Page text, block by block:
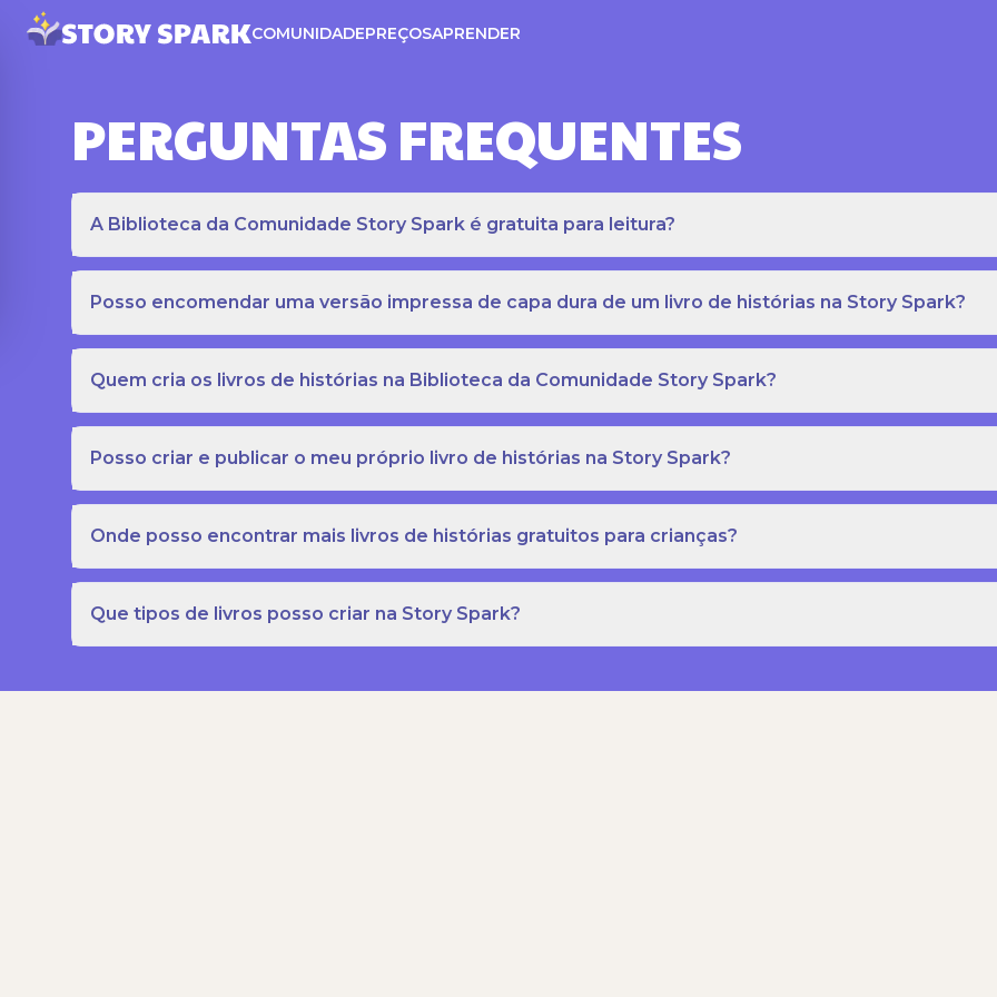
COMUNIDADEPREÇOSAPRENDER
PERGUNTAS FREQUENTES
A Biblioteca da Comunidade Story Spark é gratuita para leitura?
Posso encomendar uma versão impressa de capa dura de um livro de histórias na Story Spark?
Quem cria os livros de histórias na Biblioteca da Comunidade Story Spark?
Posso criar e publicar o meu próprio livro de histórias na Story Spark?
Onde posso encontrar mais livros de histórias gratuitos para crianças?
Que tipos de livros posso criar na Story Spark?